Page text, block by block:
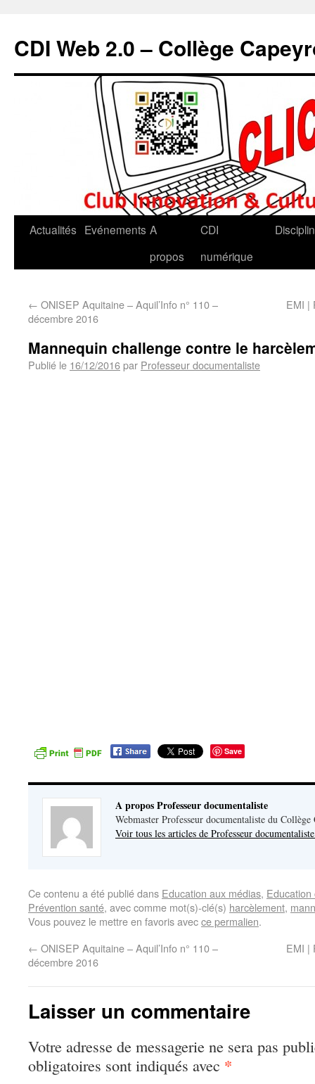
CDI Web 2.0 – Collège
Actualités Evénements A
propos
CDI
numérique
← ONISEP Aquitaine – Aquil’Info n° 110 –
décembre 2016
EMI |
Mannequin challenge contre le
Publié le 16/12/2016par Professeur documentaliste
Save
A propos Professeur documentaliste
Webmaster Professeur documentaliste du Collège
Voir tous les articles de Professeur
Ce contenu a été publié dans Education aux médias, Education
Prévention santé, avec comme mot(s)-clé(s) harcèlement,
Vous pouvez le mettre en favoris avecce permalien.
← ONISEP Aquitaine – Aquil’Info n° 110 –
décembre 2016
EMI |
Laisser un commentaire
Votre adresse de messagerie ne sera pas
obligatoires sont indiqués avec *